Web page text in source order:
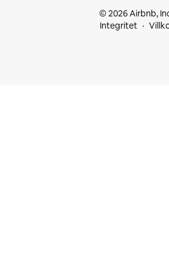
© 2026 Airbnb,
Integritet